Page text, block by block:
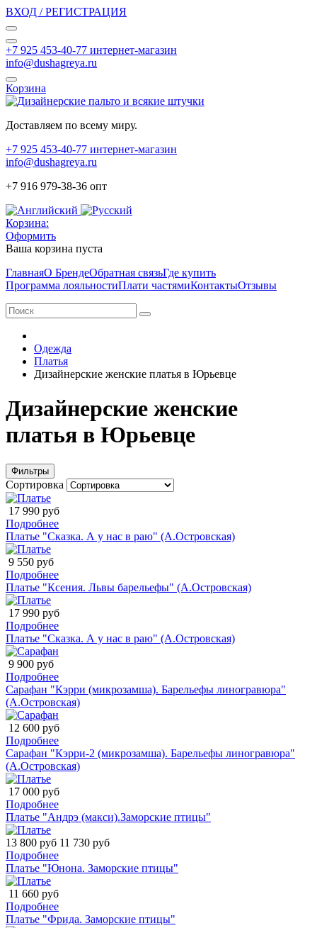
ВХОД / РЕГИСТРАЦИЯ
+7 925 453-40-77 интернет-магазин
info@dushagreya.ru
Корзина
Доставляем по всему миру.
+7 925 453-40-77 интернет-магазин
info@dushagreya.ru
+7 916 979-38-36 опт
Корзина:
Оформить
Ваша корзина пуста
ГлавнаяО БрендеОбратная связьГде купить
Программа лояльностиПлати частямиКонтактыОтзывы
Одежда
Платья
Дизайнерские женские платья в Юрьевце
Дизайнерские женские
платья в Юрьевце
Фильтры
Сортировка
17 990 руб
Подробнее
Платье "Сказка. А у нас в раю" (А.Островская)
9 550 руб
Подробнее
Платье "Ксения. Львы барельефы" (А.Островская)
17 990 руб
Подробнее
Платье "Сказка. А у нас в раю" (А.Островская)
9 900 руб
Подробнее
Сарафан "Кэрри (микрозамша). Барельефы линогравюра"
(А.Островская)
12 600 руб
Подробнее
Сарафан "Кэрри-2 (микрозамша). Барельефы линогравюра"
(А.Островская)
17 000 руб
Подробнее
Платье "Андрэ (макси).Заморские птицы"
13 800 руб 11 730 руб
Подробнее
Платье "Юнона. Заморские птицы"
11 660 руб
Подробнее
Платье "Фрида. Заморские птицы"